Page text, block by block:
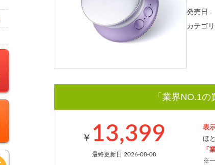
発売日 :
カテゴ
「業界NO.1
￥ 13,399
最終更新日 2026-08-08
表
ほ
「
※